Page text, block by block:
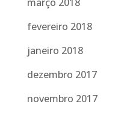
fevereiro 2018
janeiro 2018
dezembro 2017
novembro 2017